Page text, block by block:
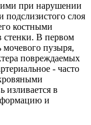
при нарушении
подслизистого слоя
костными
В первом
мочевого пузыря,
повреждаемых
- часто
изливается в
и